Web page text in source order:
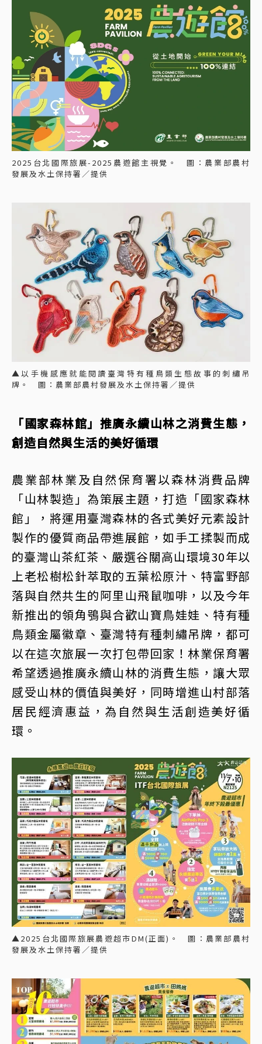
2025台北國際旅展-2025農遊館主視覺。 圖：農業部農村
發展及水土保持署／提供
▲以手機感應就能閱讀臺灣特有種鳥類生態故事的刺繡吊
牌。 圖：農業部農村發展及水土保持署／提供
「國家森林館」推廣永續山林之消費生態，
創造自然與生活的美好循環
農業部林業及自然保育署以森林消費品牌
「山林製造」為策展主題，打造「國家森林
館」，將運用臺灣森林的各式美好元素設計
製作的優質商品帶進展館，如手工揉製而成
的臺灣山茶紅茶、嚴選谷關高山環境30年以
上老松樹松針萃取的五葉松原汁、特富野部
落與自然共生的阿里山飛鼠咖啡，以及今年
新推出的領角鴞與合歡山寶鳥娃娃、特有種
鳥類金屬徽章、臺灣特有種刺繡吊牌，都可
以在這次旅展一次打包帶回家！林業保育署
希望透過推廣永續山林的消費生態，讓大眾
感受山林的價值與美好，同時增進山村部落
居民經濟惠益，為自然與生活創造美好循
環。
▲2025台北國際旅展農遊超市DM(正面)。 圖：農業部農村
發展及水土保持署／提供